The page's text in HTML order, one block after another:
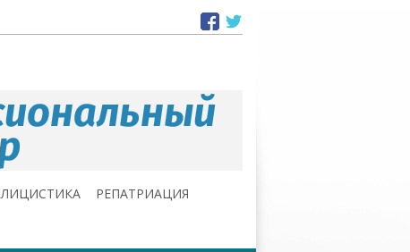
РЕПАТРИАЦИЯ